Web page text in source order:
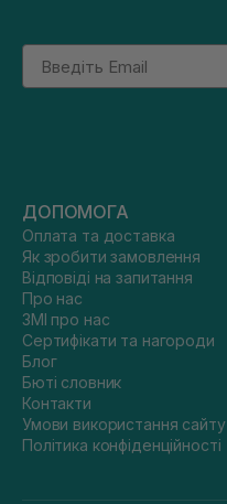
Email
ДОПОМОГА
Оплата та доставка
Як зробити замовлення
Відповіді на запитання
Про нас
ЗМІ про нас
Сертифікати та нагороди
Блог
Бюті словник
Контакти
Умови використання сайту
Політика конфіденційності